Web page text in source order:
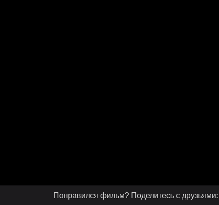
Понравился фильм? Поделитесь с друзьями: